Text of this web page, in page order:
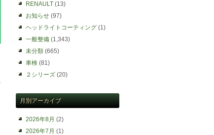
RENAULT (13)
お知らせ (97)
ヘッドライトコーティング (1)
一般整備 (1,343)
未分類 (665)
車検 (81)
２シリーズ (20)
月別アーカイブ
2026年8月 (2)
2026年7月 (1)